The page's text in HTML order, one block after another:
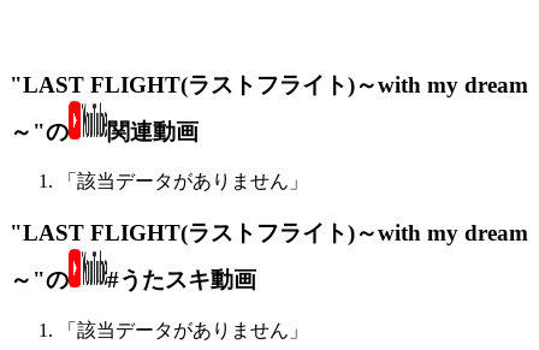
"LAST FLIGHT(ラストフライト)～with my dream
～"の
関連動画
「該当データがありません」
"LAST FLIGHT(ラストフライト)～with my dream
～"の
#うたスキ動画
「該当データがありません」